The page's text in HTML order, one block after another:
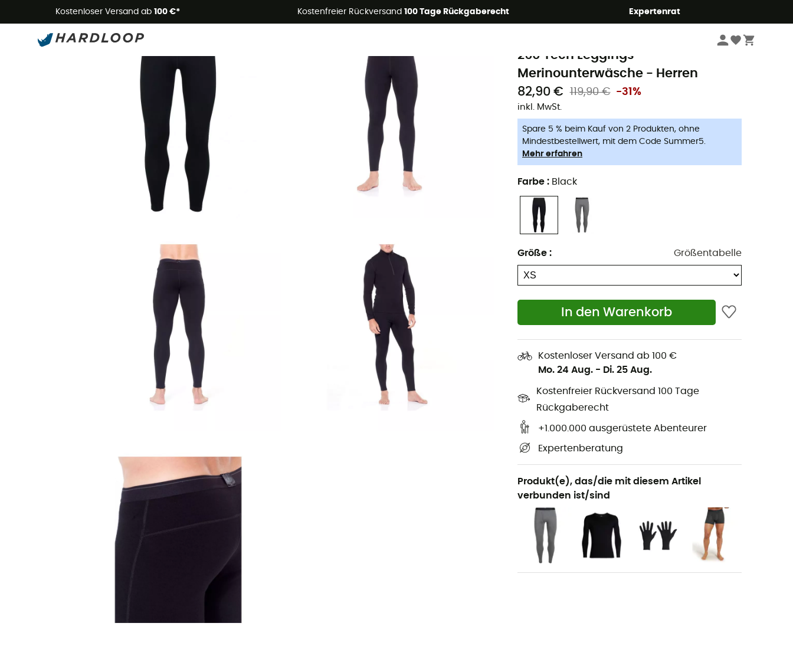
Kostenloser Versand ab 100 €* Kostenfreier Rückversand 100 Tage Rückgaberecht Expertenrat
-5% Extra - Code Summer5
Outdoor Bekleidung - Herren Funktionsunterwäsche - Herren
260 Tech Leggings -
Merinounterwäsche - Herren
82,90 €
119,90 € -31%
inkl. MwSt.
Spare 5 % beim Kauf von 2 Produkten, ohne
Mindestbestellwert, mit dem Code Summer5.
Mehr erfahren
Farbe : Black
Größe : Größentabelle
In den Warenkorb
Kostenloser Versand ab 100 €
Mo. 24 Aug. - Di. 25 Aug.
Kostenfreier Rückversand 100 Tage
Rückgaberecht
+1.000.000 ausgerüstete Abenteurer
Expertenberatung
Produkt(e), das/die mit diesem Artikel
verbunden ist/sind